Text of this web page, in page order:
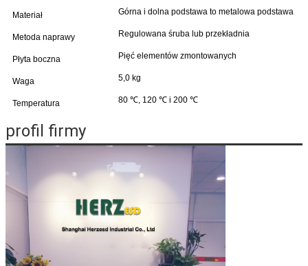
Materiał Górna i dolna podstawa to metalowa podstawa
Metoda naprawy Regulowana śruba lub przekładnia
Płyta boczna Pięć elementów zmontowanych
Waga 5,0 kg
Temperatura 80 ℃, 120 ℃ i 200 ℃
profil firmy